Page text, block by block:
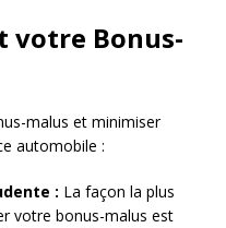
votre Bonus-
malus et minimiser
automobile :
: La façon la plus
votre bonus-malus est